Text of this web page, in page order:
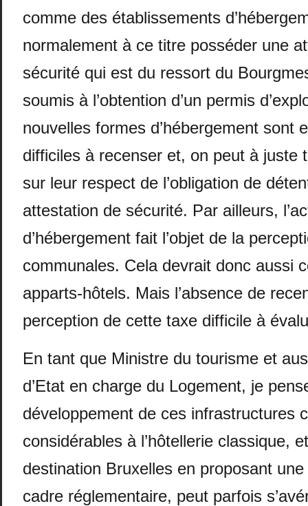
comme des établissements
normalement à ce titre posséder une
sécurité qui est du ressort du
soumis à l’obtention d’un permis
nouvelles formes d’hébergement sont
difficiles à recenser et, on peut à juste
sur leur respect de l’obligation de
attestation de sécurité. Par ailleurs,
d’hébergement fait l’objet de la
communales. Cela devrait donc aussi
apparts-hôtels. Mais l’absence de
perception de cette taxe difficile à
En tant que Ministre du tourisme et
d’Etat en charge du Logement, je
développement de ces infrastructures
considérables à l’hôtellerie classique,
destination Bruxelles en proposant
cadre réglementaire, peut parfois